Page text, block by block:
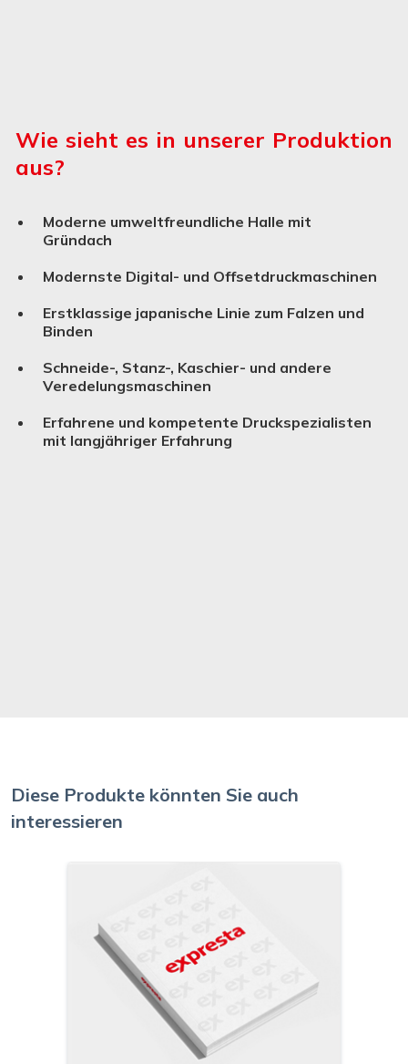
Wie sieht es in unserer Produktion
aus?
Moderne umweltfreundliche Halle mit
Gründach
Modernste Digital- und Offsetdruckmaschinen
Erstklassige japanische Linie zum Falzen und
Binden
Schneide-, Stanz-, Kaschier- und andere
Verede­lungs­ma­schinen
Erfahrene und kompetente Druckspezialisten
mit langjähriger Erfahrung
Diese Produkte könnten Sie auch
interessieren